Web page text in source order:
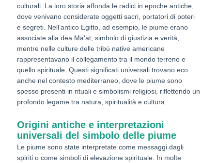
culturali. La loro storia affonda le radici in epoche antiche,
dove venivano considerate oggetti sacri, portatori di poteri
e segreti. Nell’antico Egitto, ad esempio, le piume erano
associate alla dea Ma’at, simbolo di giustizia e verità,
mentre nelle culture delle tribù native americane
rappresentavano il collegamento tra il mondo terreno e
quello spirituale. Questi significati universali trovano eco
anche nel contesto mediterraneo, dove le piume sono
spesso presenti in rituali e simbolismi religiosi, riflettendo un
profondo legame tra natura, spiritualità e cultura.
Origini antiche e interpretazioni
universali del simbolo delle piume
Le piume sono state interpretate come messaggi dagli
spiriti o come simboli di elevazione spirituale. In molte